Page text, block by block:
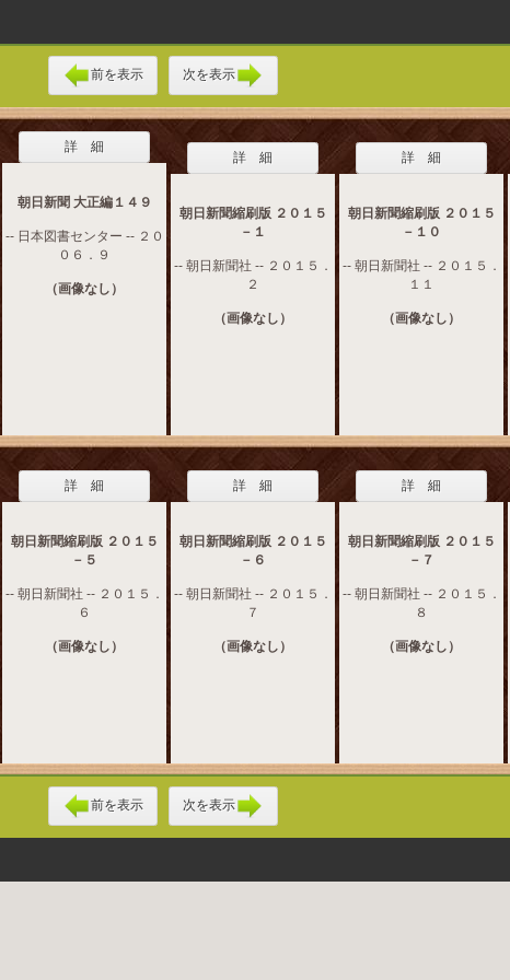
前を表示 次を表示
詳 細
朝日新聞 大正編１４９
-- 日本図書センター -- ２０
０６．９
（画像なし）
詳 細
朝日新聞縮刷版 ２０１５
－１
-- 朝日新聞社 -- ２０１５．
２
（画像なし）
詳 細
朝日新聞縮刷版 ２０１５
－１０
-- 朝日新聞社 -- ２０１５．
１１
（画像なし）
詳 細
朝日新聞縮刷版 ２０１５
－５
-- 朝日新聞社 -- ２０１５．
６
（画像なし）
詳 細
朝日新聞縮刷版 ２０１５
－６
-- 朝日新聞社 -- ２０１５．
７
（画像なし）
詳 細
朝日新聞縮刷版 ２０１５
－７
-- 朝日新聞社 -- ２０１５．
８
（画像なし）
前を表示 次を表示